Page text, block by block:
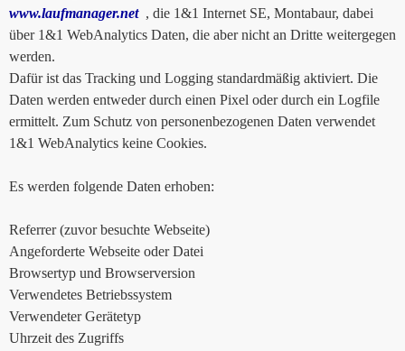
www.laufmanager.net, die 1&1 Internet SE, Montabaur, dabei
über 1&1 WebAnalytics Daten, die aber nicht an Dritte weitergegen
werden.
Dafür ist das Tracking und Logging standardmäßig aktiviert. Die
Daten werden entweder durch einen Pixel oder durch ein Logfile
ermittelt. Zum Schutz von personenbezogenen Daten verwendet
1&1 WebAnalytics keine Cookies.
Es werden folgende Daten erhoben:
Referrer (zuvor besuchte Webseite)
Angeforderte Webseite oder Datei
Browsertyp und Browserversion
Verwendetes Betriebssystem
Verwendeter Gerätetyp
Uhrzeit des Zugriffs